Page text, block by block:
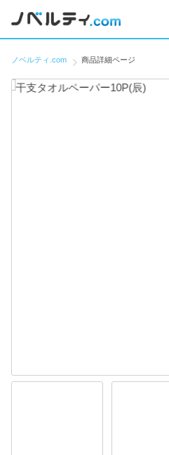
ノベルティ.com 商品詳細ページ